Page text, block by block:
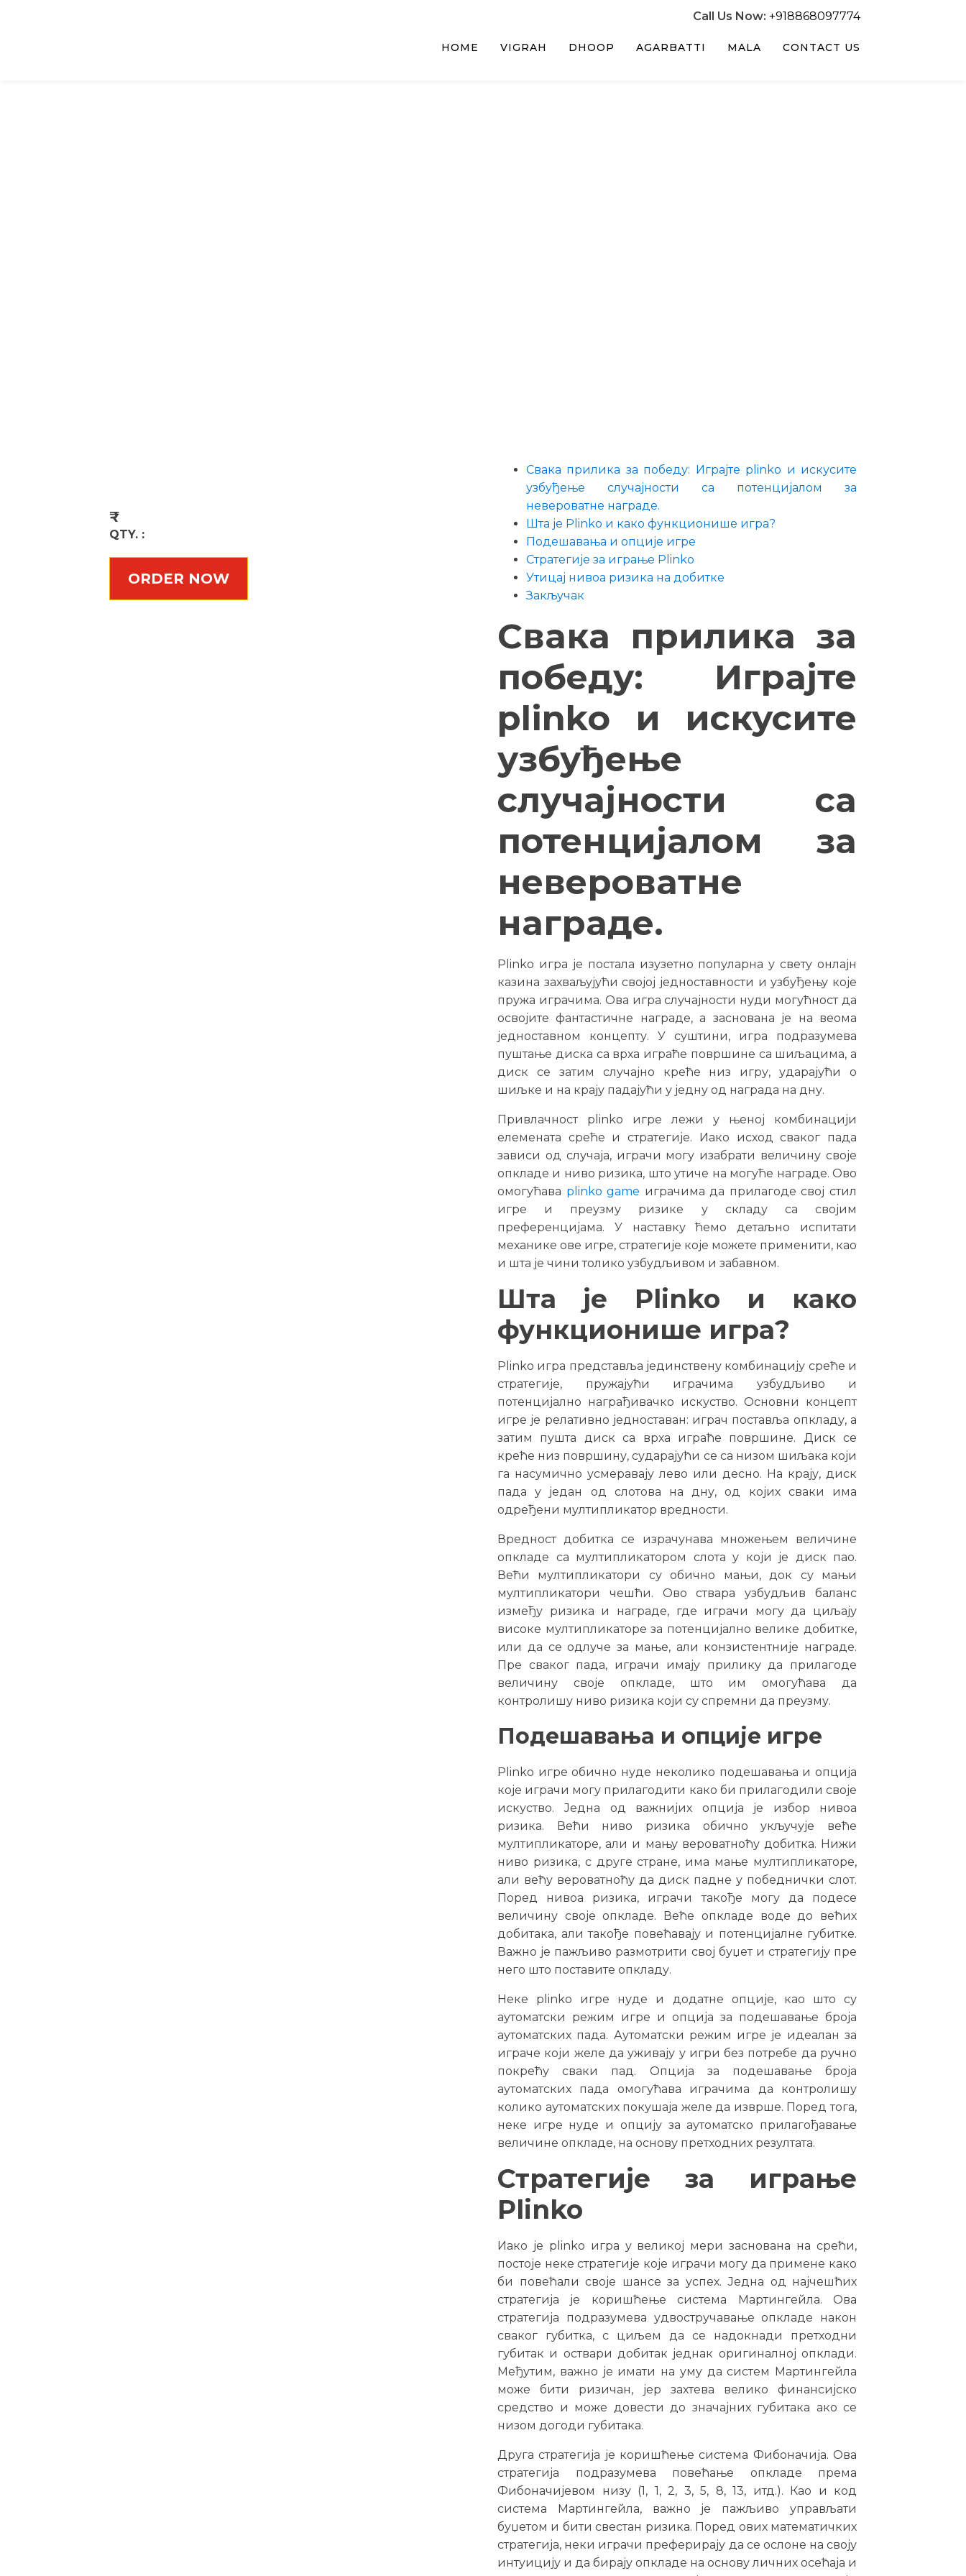
Call Us Now: +918868097774
HOME VIGRAH DHOOP AGARBATTI MALA CONTACT US
₹
QTY. :
ORDER NOW
Свака прилика за победу: Играјте plinko и искусите
узбуђење случајности са потенцијалом за
невероватне награде.
Шта је Plinko и како функционише игра?
Подешавања и опције игре
Стратегије за играње Plinko
Утицај нивоа ризика на добитке
Закључак
Свака прилика за
победу: Играјте
plinko и искусите
узбуђење
случајности са
потенцијалом за
невероватне
награде.
Plinko игра је постала изузетно популарна у свету онлајн
казина захваљујући својој једноставности и узбуђењу које
пружа играчима. Ова игра случајности нуди могућност да
освојите фантастичне награде, а заснована је на веома
једноставном концепту. У суштини, игра подразумева
пуштање диска са врха играће површине са шиљацима, а
диск се затим случајно креће низ игру, ударајући о
шиљке и на крају падајући у једну од награда на дну.
Привлачност plinko игре лежи у њеној комбинацији
елемената среће и стратегије. Иако исход сваког пада
зависи од случаја, играчи могу изабрати величину своје
опкладе и ниво ризика, што утиче на могуће награде. Ово
омогућава plinko game играчима да прилагоде свој стил
игре и преузму ризике у складу са својим
преференцијама. У наставку ћемо детаљно испитати
механике ове игре, стратегије које можете применити, као
и шта је чини толико узбудљивом и забавном.
Шта је Plinko и како
функционише игра?
Plinko игра представља јединствену комбинацију среће и
стратегије, пружајући играчима узбудљиво и
потенцијално награђивачко искуство. Основни концепт
игре је релативно једноставан: играч поставља опкладу, а
затим пушта диск са врха играће површине. Диск се
креће низ површину, сударајући се са низом шиљака који
га насумично усмеравају лево или десно. На крају, диск
пада у један од слотова на дну, од којих сваки има
одређени мултипликатор вредности.
Вредност добитка се израчунава множењем величине
опкладе са мултипликатором слота у који је диск пао.
Већи мултипликатори су обично мањи, док су мањи
мултипликатори чешћи. Ово ствара узбудљив баланс
између ризика и награде, где играчи могу да циљају
високе мултипликаторе за потенцијално велике добитке,
или да се одлуче за мање, али конзистентније награде.
Пре сваког пада, играчи имају прилику да прилагоде
величину своје опкладе, што им омогућава да
контролишу ниво ризика који су спремни да преузму.
Подешавања и опције игре
Plinko игре обично нуде неколико подешавања и опција
које играчи могу прилагодити како би прилагодили своје
искуство. Једна од важнијих опција је избор нивоа
ризика. Већи ниво ризика обично укључује веће
мултипликаторе, али и мању вероватноћу добитка. Нижи
ниво ризика, с друге стране, има мање мултипликаторе,
али већу вероватноћу да диск падне у победнички слот.
Поред нивоа ризика, играчи такође могу да подесе
величину своје опкладе. Веће опкладе воде до већих
добитака, али такође повећавају и потенцијалне губитке.
Важно је пажљиво размотрити свој буџет и стратегију пре
него што поставите опкладу.
Неке plinko игре нуде и додатне опције, као што су
аутоматски режим игре и опција за подешавање броја
аутоматских пада. Аутоматски режим игре је идеалан за
играче који желе да уживају у игри без потребе да ручно
покрећу сваки пад. Опција за подешавање броја
аутоматских пада омогућава играчима да контролишу
колико аутоматских покушаја желе да изврше. Поред тога,
неке игре нуде и опцију за аутоматско прилагођавање
величине опкладе, на основу претходних резултата.
Стратегије за играње
Plinko
Иако је plinko игра у великој мери заснована на срећи,
постоје неке стратегије које играчи могу да примене како
би повећали своје шансе за успех. Једна од најчешћих
стратегија је коришћење система Мартингейла. Ова
стратегија подразумева удвостручавање опкладе након
сваког губитка, с циљем да се надокнади претходни
губитак и оствари добитак једнак оригиналној опклади.
Међутим, важно је имати на уму да систем Мартингейла
може бити ризичан, јер захтева велико финансијско
средство и може довести до значајних губитака ако се
низом догоди губитака.
Друга стратегија је коришћење система Фибоначија. Ова
стратегија подразумева повећање опкладе према
Фибоначијевом низу (1, 1, 2, 3, 5, 8, 13, итд.). Као и код
система Мартингейла, важно је пажљиво управљати
буџетом и бити свестан ризика. Поред ових математичких
стратегија, неки играчи преферирају да се ослоне на своју
интуицију и да бирају опкладе на основу личних осећаја и